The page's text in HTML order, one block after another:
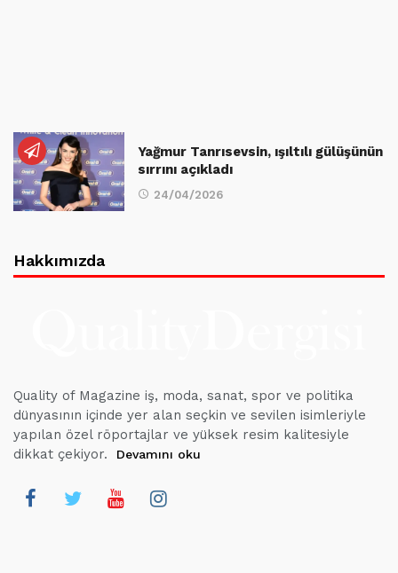
Yağmur Tanrısevsin, ışıltılı gülüşünün
sırrını açıkladı
24/04/2026
Hakkımızda
Quality of Magazine iş, moda, sanat, spor ve politika
dünyasının içinde yer alan seçkin ve sevilen isimleriyle
yapılan özel röportajlar ve yüksek resim kalitesiyle
dikkat çekiyor.
Devamını oku